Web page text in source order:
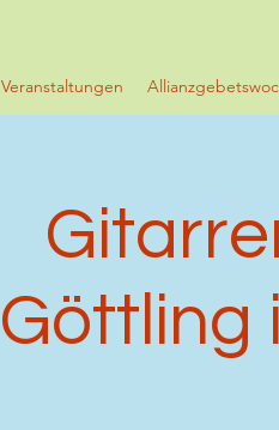
Veranstaltungen
Göttling